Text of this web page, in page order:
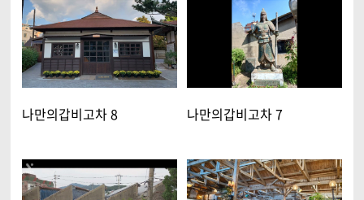
나만의갑비고차 8 나만의갑비고차 7